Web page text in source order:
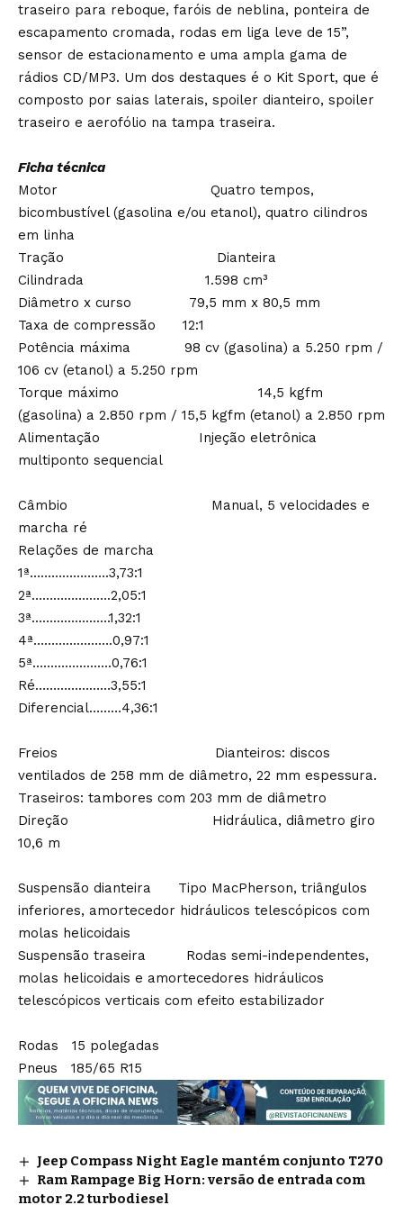
traseiro para reboque, faróis de neblina, ponteira de
escapamento cromada, rodas em liga leve de 15”,
sensor de estacionamento e uma ampla gama de
rádios CD/MP3. Um dos destaques é o Kit Sport, que é
composto por saias laterais, spoiler dianteiro, spoiler
traseiro e aerofólio na tampa traseira.
Ficha técnica
Motor Quatro tempos,
bicombustível (gasolina e/ou etanol), quatro cilindros
em linha
Tração Dianteira
Cilindrada 1.598 cm³
Diâmetro x curso 79,5 mm x 80,5 mm
Taxa de compressão 12:1
Potência máxima 98 cv (gasolina) a 5.250 rpm /
106 cv (etanol) a 5.250 rpm
Torque máximo 14,5 kgfm
(gasolina) a 2.850 rpm / 15,5 kgfm (etanol) a 2.850 rpm
Alimentação Injeção eletrônica
multiponto sequencial
Câmbio Manual, 5 velocidades e
marcha ré
Relações de marcha
1ª………………….3,73:1
2ª………………….2,05:1
3ª………………….1,32:1
4ª………………….0,97:1
5ª………………….0,76:1
Ré…………………3,55:1
Diferencial………4,36:1
Freios Dianteiros: discos
ventilados de 258 mm de diâmetro, 22 mm espessura.
Traseiros: tambores com 203 mm de diâmetro
Direção Hidráulica, diâmetro giro
10,6 m
Suspensão dianteira Tipo MacPherson, triângulos
inferiores, amortecedor hidráulicos telescópicos com
molas helicoidais
Suspensão traseira Rodas semi-independentes,
molas helicoidais e amortecedores hidráulicos
telescópicos verticais com efeito estabilizador
Rodas 15 polegadas
Pneus 185/65 R15
Jeep Compass Night Eagle mantém conjunto T270
Ram Rampage Big Horn: versão de entrada com
motor 2.2 turbodiesel